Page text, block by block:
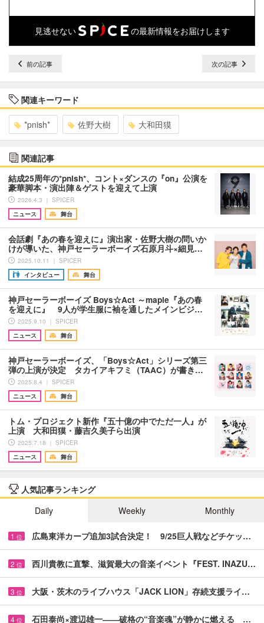
見逃せない の最新情報をお届けします
前の記事 次の記事
関連キーワード
*pnish* 佐野大樹 大和田獏
関連記事
結成25周年の*pnish*、コント×ダンスの『on』公演を
豪華脚本・演出陣＆ゲストを迎えて上演
2026.4.3 ｜ SPICER
ニュース
舞台
会話劇『あの春を迎えに』演出家・佐野大樹の問いか
けが導いた、神戸セーラーボーイズ石原月斗×細見…
2025.10.11 ｜ SPICER
インタビュー
舞台
神戸セーラーボーイズ Boys☆Act ～maple『あの春
を迎えに』 9人が学生服に袖を通したメインビジ…
2025.9.10 ｜ SPICER
ニュース
舞台
神戸セーラーボーイズ、「Boys☆Act」シリーズ第三
弾の上演が決定 タカイアキフミ（TAAC）が書き…
2025.8.4 ｜ SPICER
ニュース
舞台
トム・プロジェクト新作『五十億の中でただ一人』が
上演 大和田獏・藤吉久美子ら出演
2025.7.18 ｜ SPICER
ニュース
舞台
人気記事ランキング
Daily
Weekly Monthly
1 位 広島東洋カープ追加3試合決定！ 9/25巨人戦などチケッ…
2 位 西川貴教に直撃、滋賀最大の音楽イベント『FEST. INAZU…
3 位 大阪・茨木のライブハウス「JACK LION」存続支援ライ…
4 位 石田泰尚×渡辺雄一――破格の“音楽魂”が静かに燃える …